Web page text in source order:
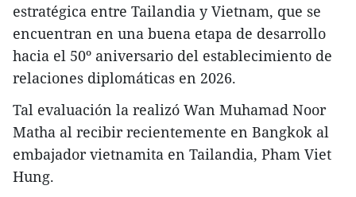
estratégica entre Tailandia y Vietnam, que se
encuentran en una buena etapa de desarrollo
hacia el 50º aniversario del establecimiento de
relaciones diplomáticas en 2026.
Tal evaluación la realizó Wan Muhamad Noor
Matha al recibir recientemente en Bangkok al
embajador vietnamita en Tailandia, Pham Viet
Hung.